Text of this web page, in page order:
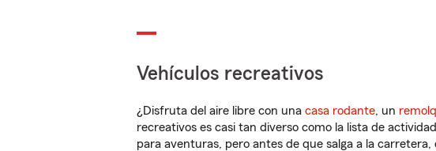
Vehículos recreativos
¿Disfruta del aire libre con una casa rodante, un
recreativos es casi tan diverso como la lista de
para aventuras, pero antes de que salga a la